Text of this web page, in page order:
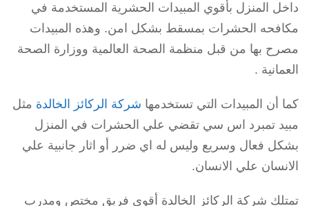
داخل المنزل بأقوي المبيدات الحشرية المستخدمة في
مكافحه الحشرات بمسقط بشكل امن. وهذه المبيدات
مصرح بها من قبل منظمة الصحة العالمية ووزارة الصحة
العمانية .
كما أن المبيدات التي تستخدمها شركة الركائز الخالدة مثل
مبيد تمبرد اس سي تقضي علي الحشرات في المنزل
بشكل فعال وسريع وليس له اي ضرر أو اثار جانبية علي
الانسان علي الانسان.
تمتلك شركة الركائز الخالدة أقوي فريق مختص ومدرب